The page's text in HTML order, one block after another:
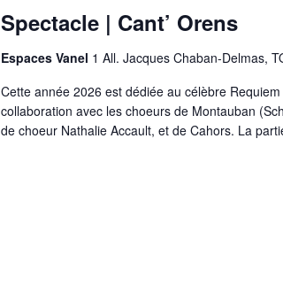
Spectacle | Cant’ Orens
Espaces Vanel 1 All. Jacques Chaban-Delmas,
Cette année 2026 est dédiée au célèbre
collaboration avec les choeurs de Montauban
de choeur Nathalie Accault, et de Cahors. La